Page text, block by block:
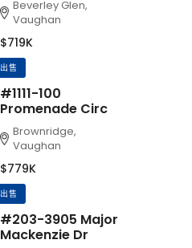
Beverley Glen,
Vaughan
$719K
出售
#1111-100
Promenade Circ
Brownridge,
Vaughan
$779K
出售
#203-3905 Major
Mackenzie Dr